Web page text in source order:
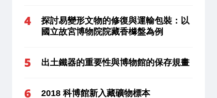
探討易變形文物的修復與運輸包裝：以
國立故宮博物院院藏香櫞盤為例
出土鐵器的重要性與博物館的保存規畫
2018 科博館新入藏礦物標本